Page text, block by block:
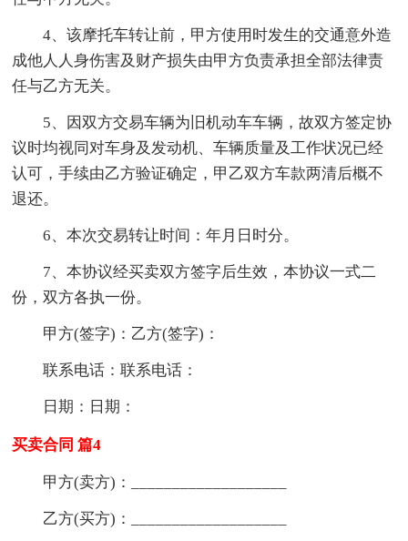
4、该摩托车转让前，甲方使用时发生的交通意外造
成他人人身伤害及财产损失由甲方负责承担全部法律责
任与乙方无关。
5、因双方交易车辆为旧机动车车辆，故双方签定协
议时均视同对车身及发动机、车辆质量及工作状况已经
认可，手续由乙方验证确定，甲乙双方车款两清后概不
退还。
6、本次交易转让时间：年月日时分。
7、本协议经买卖双方签字后生效，本协议一式二
份，双方各执一份。
甲方(签字)：乙方(签字)：
联系电话：联系电话：
日期：日期：
买卖合同 篇4
甲方(卖方)：___________________
乙方(买方)：___________________